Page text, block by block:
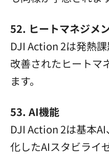
52. ヒートマネジメ
DJI Action 2は発熱
改善されたヒートマ
ます。
53. AI機能
DJI Action 2は基本
化したAIスタビライ